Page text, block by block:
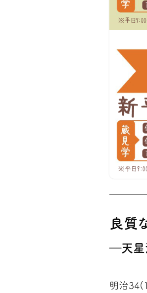
良質
―天星
明治